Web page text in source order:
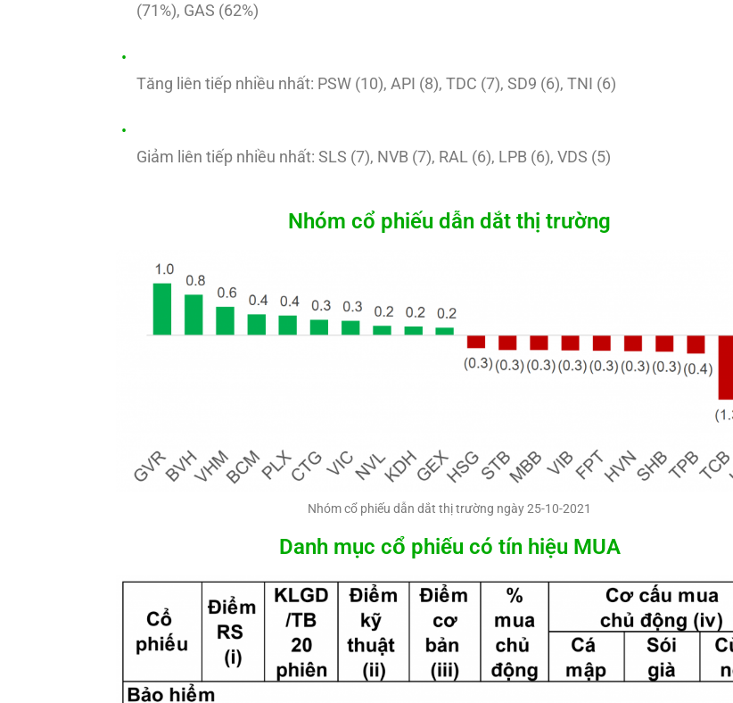
(71%), GAS (62%)
Tăng liên tiếp nhiều nhất: PSW (10), API (8), TDC (7), SD9 (6), TNI (6)
Giảm liên tiếp nhiều nhất: SLS (7), NVB (7), RAL (6), LPB (6), VDS (5)
Nhóm cổ phiếu dẫn dắt thị trường
Nhóm cổ phiếu dẫn dắt thị trường ngày 25-10-2021
Danh mục cổ phiếu có tín hiệu MUA